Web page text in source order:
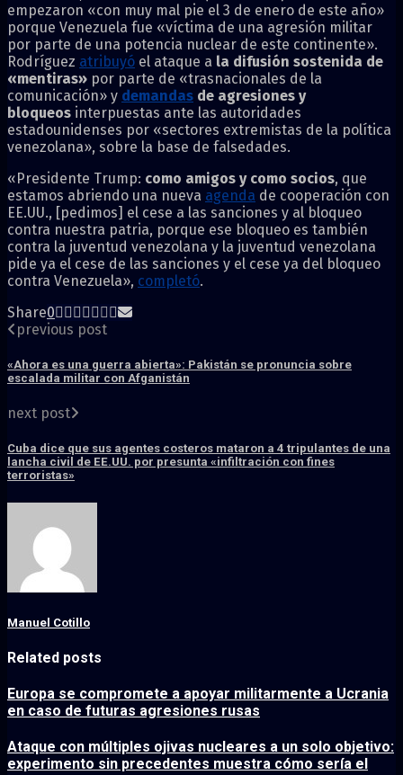
empezaron «con muy mal pie el 3 de enero de este año»
porque Venezuela fue «víctima de una agresión militar
por parte de una potencia nuclear de este continente».
Rodríguez atribuyó el ataque a la difusión sostenida de
«mentiras» por parte de «trasnacionales de la
comunicación» y demandas de agresiones y
bloqueos interpuestas ante las autoridades
estadounidenses por «sectores extremistas de la política
venezolana», sobre la base de falsedades.
«Presidente Trump: como amigos y como socios, que
estamos abriendo una nueva agenda de cooperación con
EE.UU., [pedimos] el cese a las sanciones y al bloqueo
contra nuestra patria, porque ese bloqueo es también
contra la juventud venezolana y la juventud venezolana
pide ya el cese de las sanciones y el cese ya del bloqueo
contra Venezuela», completó.
Share0
previous post
«Ahora es una guerra abierta»: Pakistán se pronuncia sobre
escalada militar con Afganistán
next post
Cuba dice que sus agentes costeros mataron a 4 tripulantes de una
lancha civil de EE.UU. por presunta «infiltración con fines
terroristas»
Manuel Cotillo
Related posts
Europa se compromete a apoyar militarmente a Ucrania
en caso de futuras agresiones rusas
Ataque con múltiples ojivas nucleares a un solo objetivo:
experimento sin precedentes muestra cómo sería el